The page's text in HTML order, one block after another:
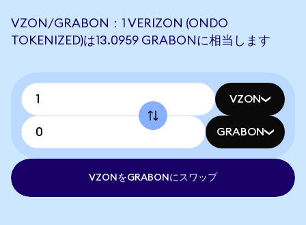
VZON/GRABON：1 VERIZON (ONDO
TOKENIZED)は13.0959 GRABONに相当します
VZON
GRABON
VZONをGRABONにスワップ